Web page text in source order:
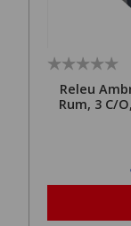
Releu
Rum, 3 C/